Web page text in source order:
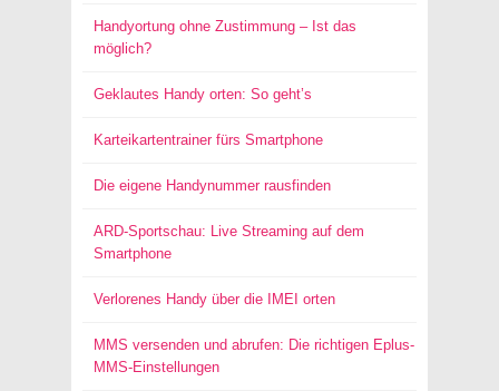
Handyortung ohne Zustimmung – Ist das
möglich?
Geklautes Handy orten: So geht’s
Karteikartentrainer fürs Smartphone
Die eigene Handynummer rausfinden
ARD-Sportschau: Live Streaming auf dem
Smartphone
Verlorenes Handy über die IMEI orten
MMS versenden und abrufen: Die richtigen Eplus-
MMS-Einstellungen